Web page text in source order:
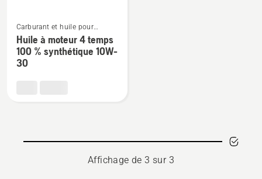
plus
de
détails
100 %
Carburant et huile pour
moteurs à quatre temps
Huile à moteur 4 temps
100 % synthétique 10W-
30
Affichage de 3 sur 3